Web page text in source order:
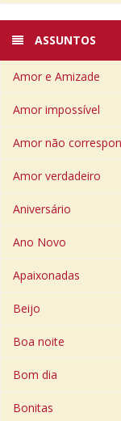
ASSUNTOS
Amor e Amizade
Amor impossível
Amor não
Amor verdadeiro
Aniversário
Ano Novo
Apaixonadas
Beijo
Boa noite
Bom dia
Bonitas